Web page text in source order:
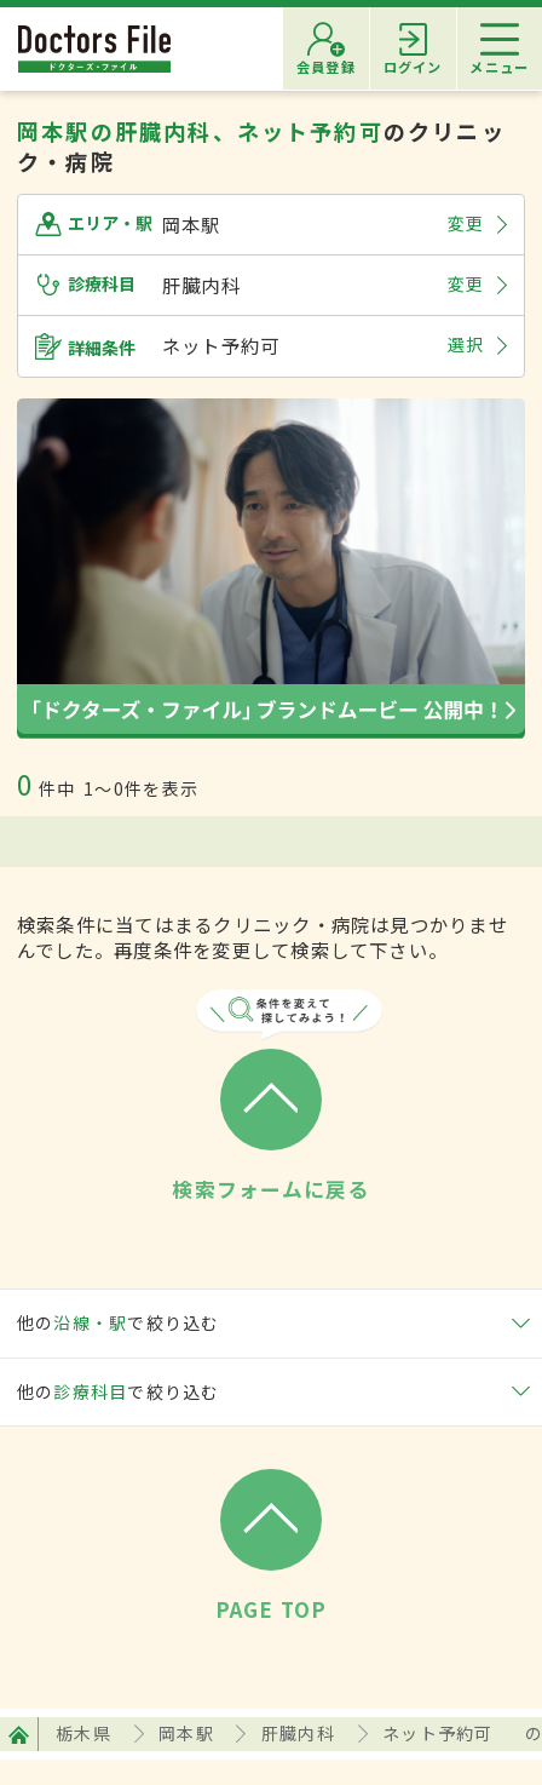
会員登録 ログイン メニュー
岡本駅の肝臓内科、ネット予約可のクリニッ
ク・病院
エリア・駅 岡本駅 変更
診療科目 肝臓内科 変更
詳細条件 ネット予約可 選択
0 件中 1〜0件を表示
検索条件に当てはまるクリニック・病院は見つかりませ
んでした。再度条件を変更して検索して下さい。
検索フォームに戻る
他の沿線・駅で絞り込む
他の 診療科目で絞り込む
PAGE TOP
栃木県 岡本駅 肝臓内科 ネット予約可